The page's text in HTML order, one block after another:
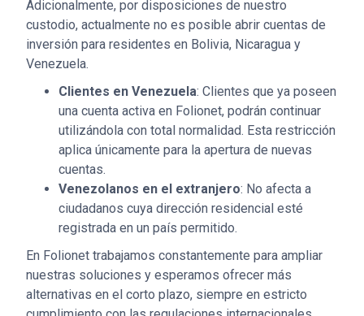
Adicionalmente, por disposiciones de nuestro
custodio, actualmente no es posible abrir cuentas de
inversión para residentes en Bolivia, Nicaragua y
Venezuela.
Clientes en Venezuela: Clientes que ya poseen
una cuenta activa en Folionet, podrán continuar
utilizándola con total normalidad. Esta restricción
aplica únicamente para la apertura de nuevas
cuentas.
Venezolanos en el extranjero: No afecta a
ciudadanos cuya dirección residencial esté
registrada en un país permitido.
En Folionet trabajamos constantemente para ampliar
nuestras soluciones y esperamos ofrecer más
alternativas en el corto plazo, siempre en estricto